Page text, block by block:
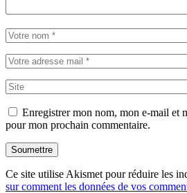
Enregistrer mon nom, mon e-mail et
pour mon prochain commentaire.
Soumettre
Ce site utilise Akismet pour réduire les
sur comment les données de vos